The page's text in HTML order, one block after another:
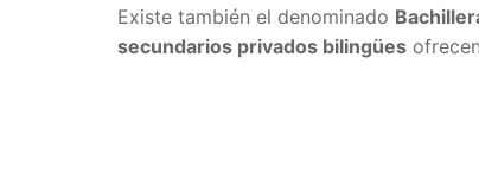
Existe también el denominado
secundarios privados bilingües